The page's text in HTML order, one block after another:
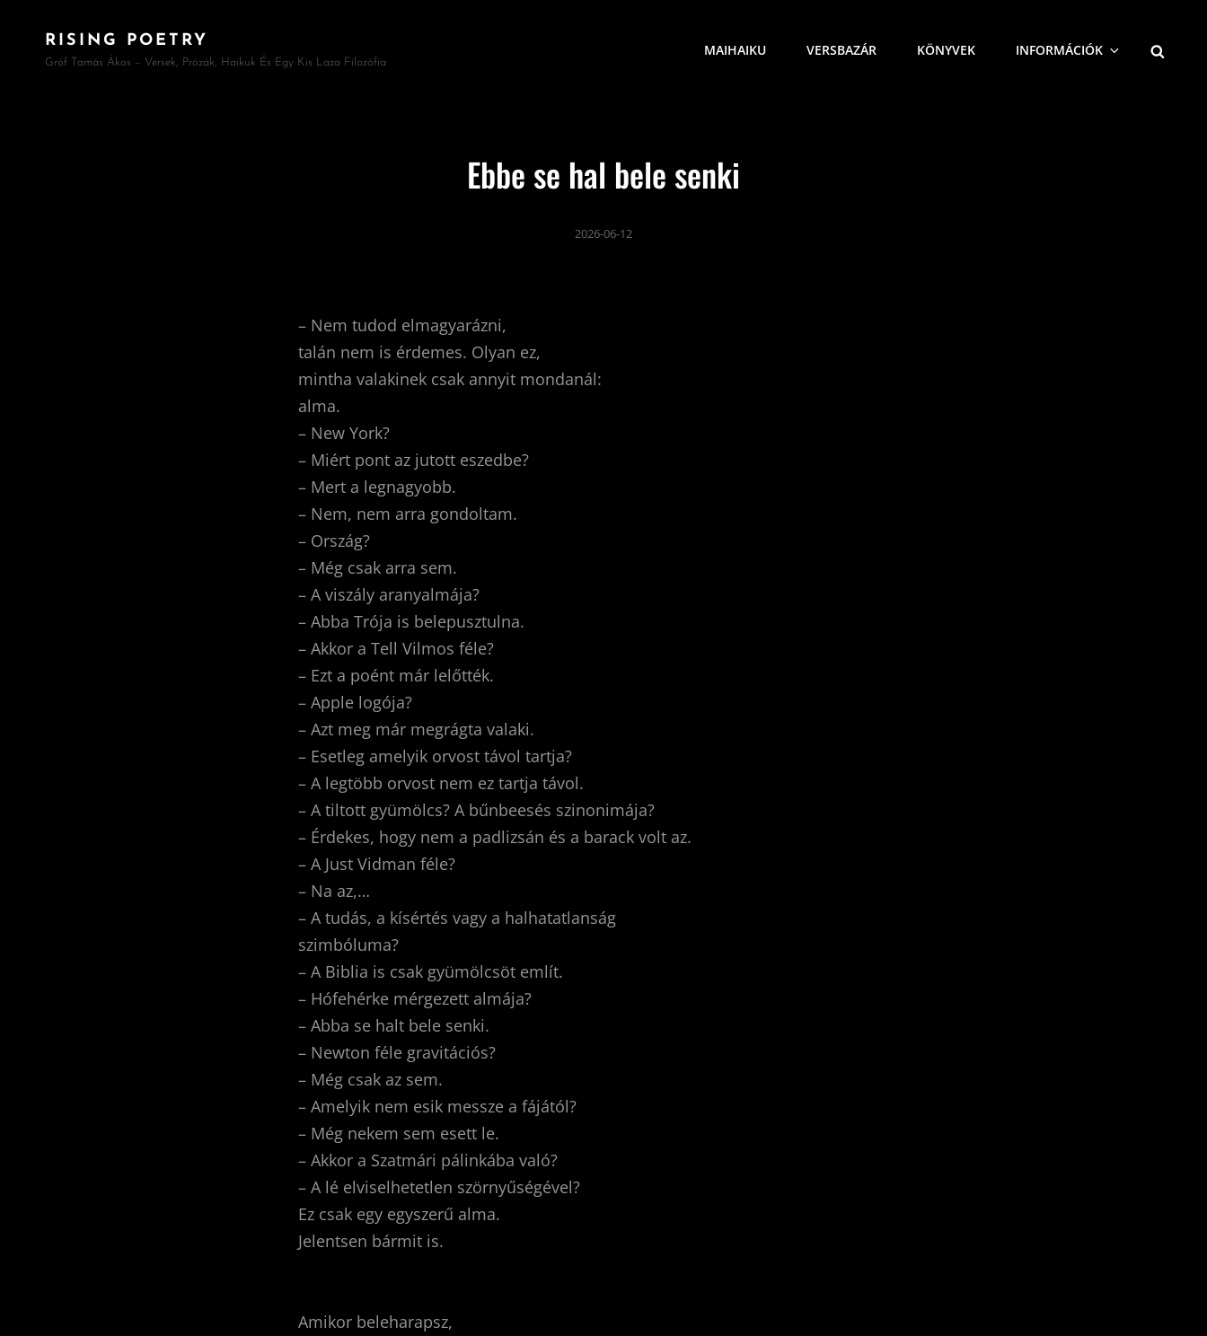
RISING POETRY
Gróf Tamás Ákos – Versek, Prózák, Haikuk És Egy Kis Laza Filozófia
MAIHAIKU VERSBAZÁR KÖNYVEK INFORMÁCIÓK
Ebbe se hal bele senki
2026-06-12
– Nem tudod elmagyarázni,
talán nem is érdemes. Olyan ez,
mintha valakinek csak annyit mondanál:
alma.
– New York?
– Miért pont az jutott eszedbe?
– Mert a legnagyobb.
– Nem, nem arra gondoltam.
– Ország?
– Még csak arra sem.
– A viszály aranyalmája?
– Abba Trója is belepusztulna.
– Akkor a Tell Vilmos féle?
– Ezt a poént már lelőtték.
– Apple logója?
– Azt meg már megrágta valaki.
– Esetleg amelyik orvost távol tartja?
– A legtöbb orvost nem ez tartja távol.
– A tiltott gyümölcs? A bűnbeesés szinonimája?
– Érdekes, hogy nem a padlizsán és a barack volt az.
– A Just Vidman féle?
– Na az,…
– A tudás, a kísértés vagy a halhatatlanság
szimbóluma?
– A Biblia is csak gyümölcsöt említ.
– Hófehérke mérgezett almája?
– Abba se halt bele senki.
– Newton féle gravitációs?
– Még csak az sem.
– Amelyik nem esik messze a fájától?
– Még nekem sem esett le.
– Akkor a Szatmári pálinkába való?
– A lé elviselhetetlen szörnyűségével?
Ez csak egy egyszerű alma.
Jelentsen bármit is.
Amikor beleharapsz,